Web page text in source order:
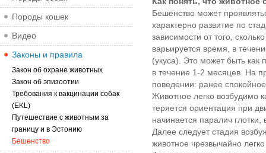
Породы кошек
Видео
Законы и правила
Закон об охране животных
Закон об эпизоотии
Требования к вакцинации собак
(EKL)
Путешествие с животным за
границу и в Эстонию
Бешенство
Бешенство может
характерно развитие по
зависимости от того,
варьируется время, в
(укуса). Это может быть как
в течение 1-2 месяцев. На
поведении: ранее
Животное легко возбудимо
теряется ориентация при
начинается паралич
Далее следует стадия
животное чрезвычайно